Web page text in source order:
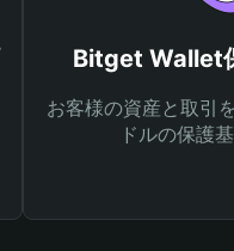
Bitget Wallet
お客様の資産と取引
ドルの保護基